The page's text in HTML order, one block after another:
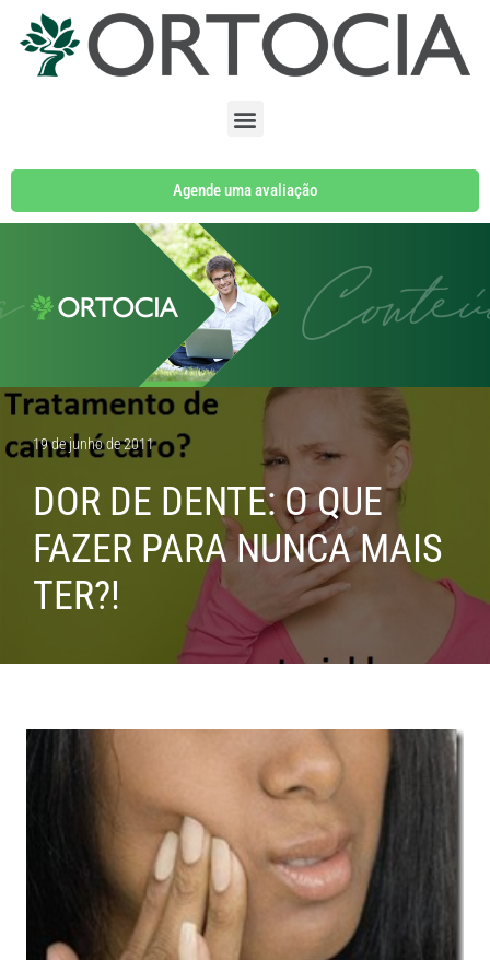
Pular
Agende uma avaliação
19 de junho de 2011
DOR DE DENTE: O QUE
FAZER PARA NUNCA MAIS
TER?!